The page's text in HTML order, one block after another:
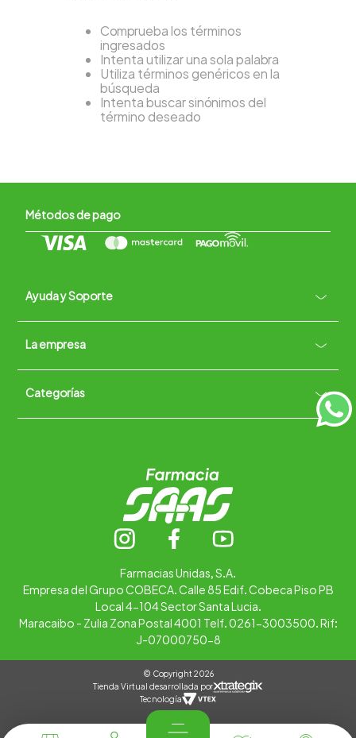
Comprueba los términos
ingresados
Intenta utilizar una sola palabra
Utiliza términos genéricos en la
búsqueda
Intenta buscar sinónimos del
término deseado
Métodos de pago
Ayuda y Soporte +
Contacto vía WhatsApp
Términos y condiciones
La empresa +
Quiénes somos
Trabaja con nosotros
Categorías +
Farmacias Unidas, S.A.
Empresa del Grupo COBECA. Calle 85 Edif. Cobeca Piso PB
Local 4-104 Sector Santa Lucia.
Maracaibo - Zulia Zona Postal 4001 Telf. 0261-3003500. Rif:
J-07000750-8
© Copyright 2026
Tienda Virtual desarrollada por
Tecnología